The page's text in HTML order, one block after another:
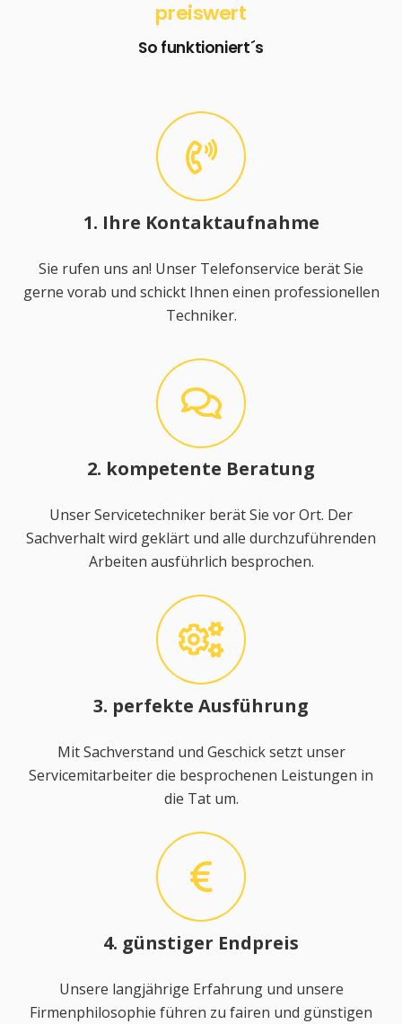
preiswert
So funktioniert´s
1. Ihre Kontaktaufnahme
Sie rufen uns an! Unser Telefonservice berät Sie
gerne vorab und schickt Ihnen einen professionellen
Techniker.
2. kompetente Beratung
Unser Servicetechniker berät Sie vor Ort. Der
Sachverhalt wird geklärt und alle durchzuführenden
Arbeiten ausführlich besprochen.
3. perfekte Ausführung
Mit Sachverstand und Geschick setzt unser
Servicemitarbeiter die besprochenen Leistungen in
die Tat um.
4. günstiger Endpreis
Unsere langjährige Erfahrung und unsere
Firmenphilosophie führen zu fairen und günstigen